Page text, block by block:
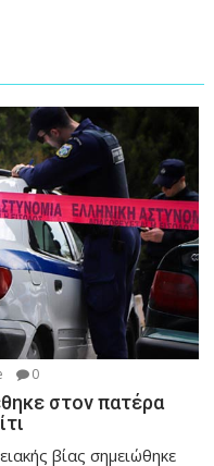
0
στον πατέρα
βίας σημειώθηκε